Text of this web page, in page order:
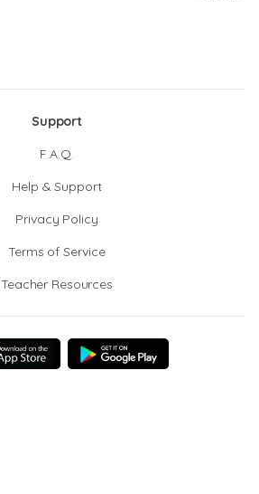
Support
F.A.Q.
Help & Support
Privacy Policy
Terms of Service
Teacher Resources